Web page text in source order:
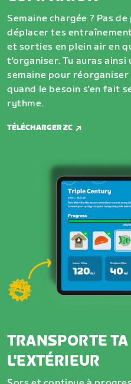
Semaine chargée ? Pas
déplacer tes
et sorties en plein air en
t'organiser. Tu auras
semaine pour
quand le besoin s'en fait
rythme.
TÉLÉCHARGER ZC
TRANSPORTE
L'EXTÉRIEUR